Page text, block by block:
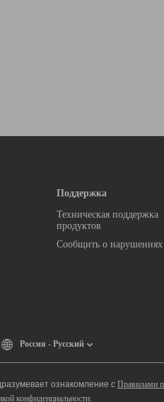
Поддержка
Техническая поддержка
продуктов
Сообщить о нарушениях
Россия - Русский
ознакомление с Правилами
конфиденциальности.